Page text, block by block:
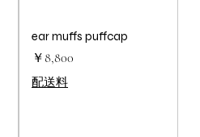
ear muffs puffcap
価格
￥8,800
配送料